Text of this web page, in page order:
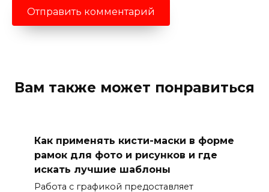
Вам также может понравиться
Как применять кисти-маски в форме
рамок для фото и рисунков и где
искать лучшие шаблоны
Работа с графикой предоставляет